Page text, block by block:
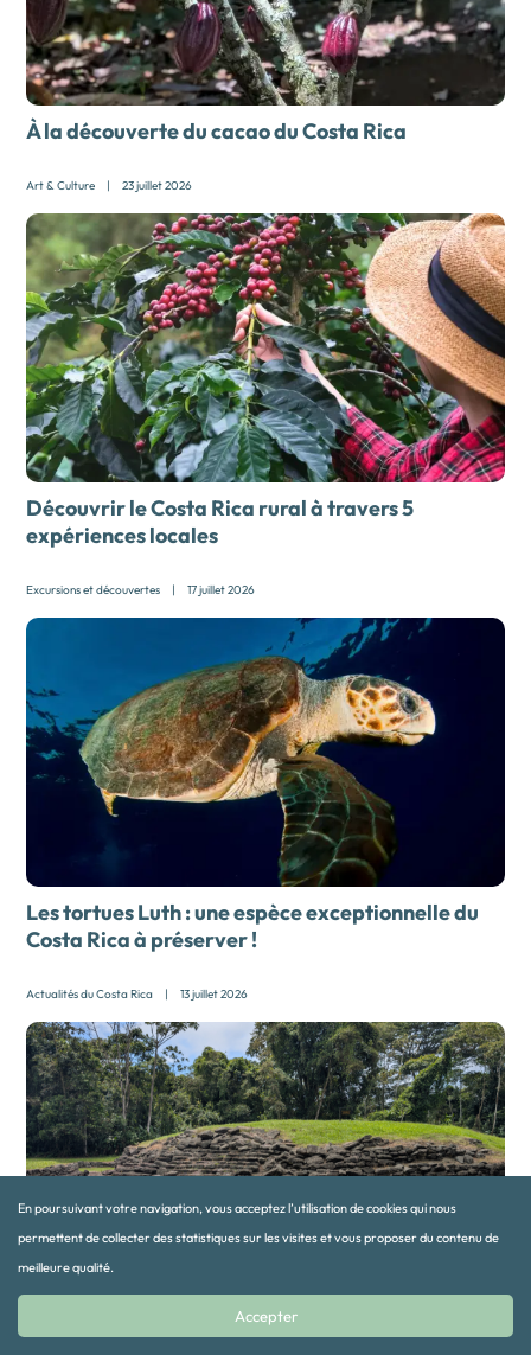
À la découverte du cacao du Costa Rica
Art & Culture | 23 juillet 2026
Découvrir le Costa Rica rural à travers 5
expériences locales
Excursions et découvertes | 17 juillet 2026
Les tortues Luth : une espèce exceptionnelle du
Costa Rica à préserver !
Actualités du Costa Rica | 13 juillet 2026
Les sites et monuments archéologiques
En poursuivant votre navigation, vous acceptez l’utilisation de cookies qui nous
permettent de collecter des statistiques sur les visites et vous proposer du contenu de
meilleure qualité.
Accepter